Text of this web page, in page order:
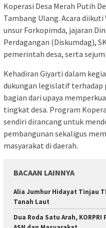
Koperasi Desa Merah Putih
Tambang Ulang. Acara
unsur Forkopimda, jajaran
Perdagangan (Diskumdag),
pemerintah desa, serta
Kehadiran Giyarti dalam
dukungan legislatif terhadap
bagian dari upaya
tingkat desa. Program
sendiri dirancang untuk
pembangunan sekaligus
masyarakat di daerah.
BACAAN LAINNYA
Alia Jumhur Hidayat Tinjau
Tanah Laut
Dua Roda Satu Arah,